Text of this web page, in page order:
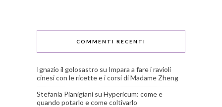
COMMENTI RECENTI
Ignazio il golosastro su Impara a fare i ravioli
cinesi con le ricette e i corsi di Madame Zheng
Stefania Pianigiani su Hypericum: come e
quando potarlo e come coltivarlo